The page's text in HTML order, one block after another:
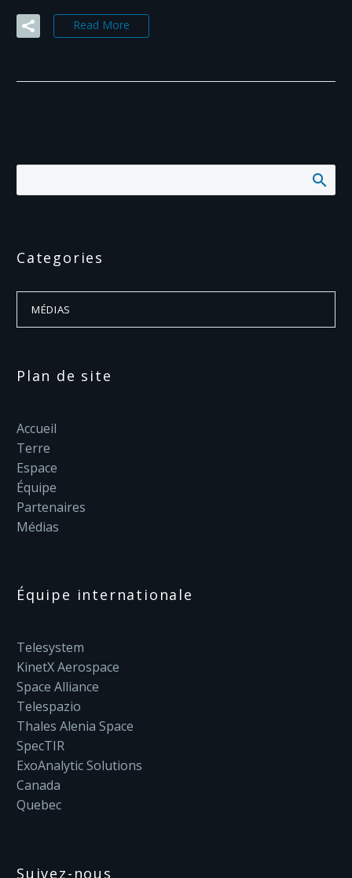
Read More
Categories
MÉDIAS
Plan de site
Accueil
Terre
Espace
Équipe
Partenaires
Médias
Équipe internationale
Telesystem
KinetX Aerospace
Space Alliance
Telespazio
Thales Alenia Space
SpecTIR
ExoAnalytic Solutions
Canada
Quebec
Suivez-nous